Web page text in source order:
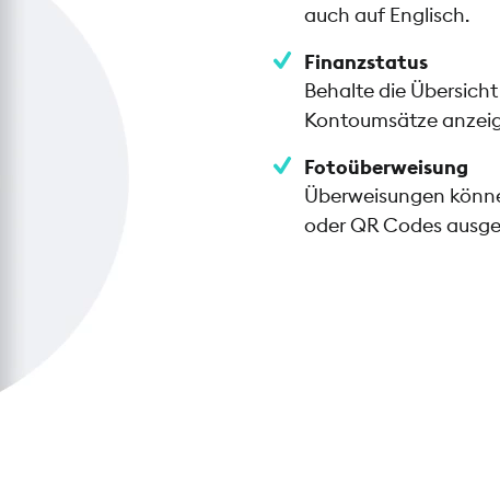
auch auf Englisch.
Finanzstatus
Behalte die
Kontoumsätze
Fotoüberweisung
Überweisungen
oder QR Codes